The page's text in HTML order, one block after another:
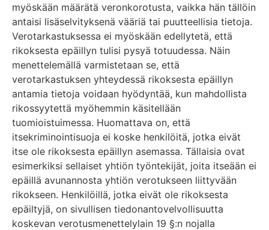
myöskään määrätä veronkorotusta, vaikka hän tällöin
antaisi lisäselvityksenä vääriä tai puutteellisia tietoja.
Verotarkastuksessa ei myöskään edellytetä, että
rikoksesta epäillyn tulisi pysyä totuudessa. Näin
menettelemällä varmistetaan se, että
verotarkastuksen yhteydessä rikoksesta epäillyn
antamia tietoja voidaan hyödyntää, kun mahdollista
rikossyytettä myöhemmin käsitellään
tuomioistuimessa. Huomattava on, että
itsekriminointisuoja ei koske henkilöitä, jotka eivät
itse ole rikoksesta epäillyn asemassa. Tällaisia ovat
esimerkiksi sellaiset yhtiön työntekijät, joita itseään ei
epäillä avunannosta yhtiön verotukseen liittyvään
rikokseen. Henkilöillä, jotka eivät ole rikoksesta
epäiltyjä, on sivullisen tiedonantovelvollisuutta
koskevan verotusmenettelylain 19 §:n nojalla